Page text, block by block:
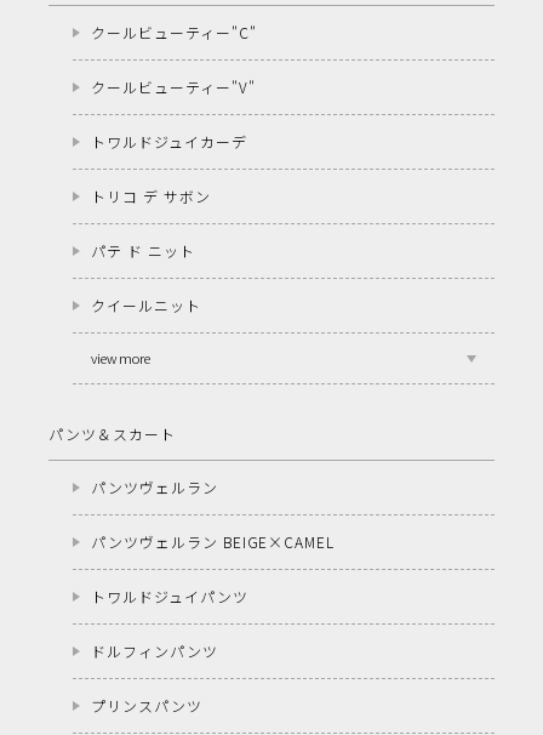
クールビューティー"C"
クールビューティー"V"
トワルドジュイカーデ
トリコ デ サボン
パテ ド ニット
クイールニット
view more
パンツ＆スカート
パンツヴェルラン
パンツヴェルラン BEIGE×CAMEL
トワルドジュイパンツ
ドルフィンパンツ
プリンスパンツ